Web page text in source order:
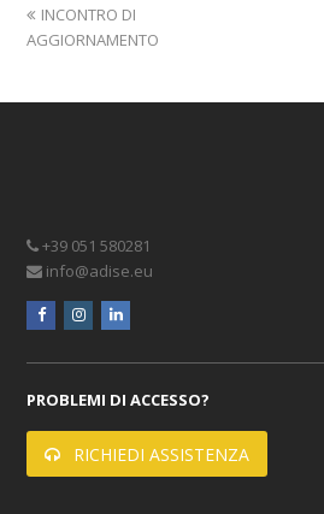
previous
post:
INCONTRO DI
AGGIORNAMENTO
+39 051 580281
info@adise.eu
facebookinstagramlinkedin
PROBLEMI DI ACCESSO?
RICHIEDI ASSISTENZA